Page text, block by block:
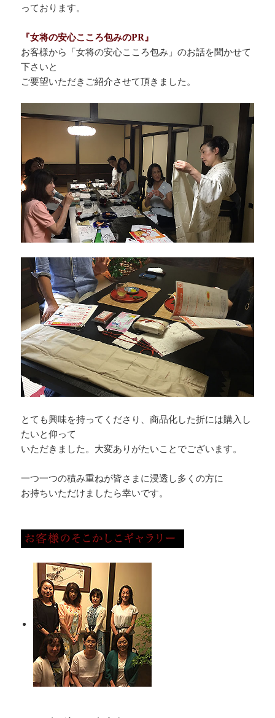
っております。
『女将の安心こころ包みのPR』
お客様から「女将の安心こころ包み」のお話を聞かせて
下さいと
ご要望いただきご紹介させて頂きました。
とても興味を持ってくださり、商品化した折には購入し
たいと仰って
いただきました。大変ありがたいことでございます。
一つ一つの積み重ねが皆さまに浸透し多くの方に
お持ちいただけましたら幸いです。